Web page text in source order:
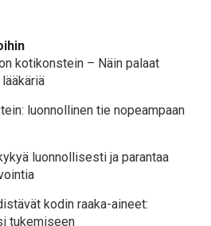
kotikonstein – Näin palaat
luonnollinen tie nopeampaan
luonnollisesti ja parantaa
kodin raaka-aineet:
tukemiseen